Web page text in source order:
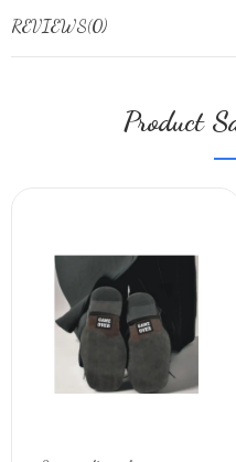
REVIEWS(0)
Product